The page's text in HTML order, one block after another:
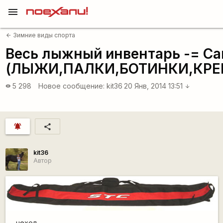
menu
arrow_back Зимние виды спорта
Весь лыжный инвентарь -=
visibility 5 298 Новое сообщение: kit36 20 Янв, 2014 13:51 arrow_downward
notifications_active share
kit36
Автор